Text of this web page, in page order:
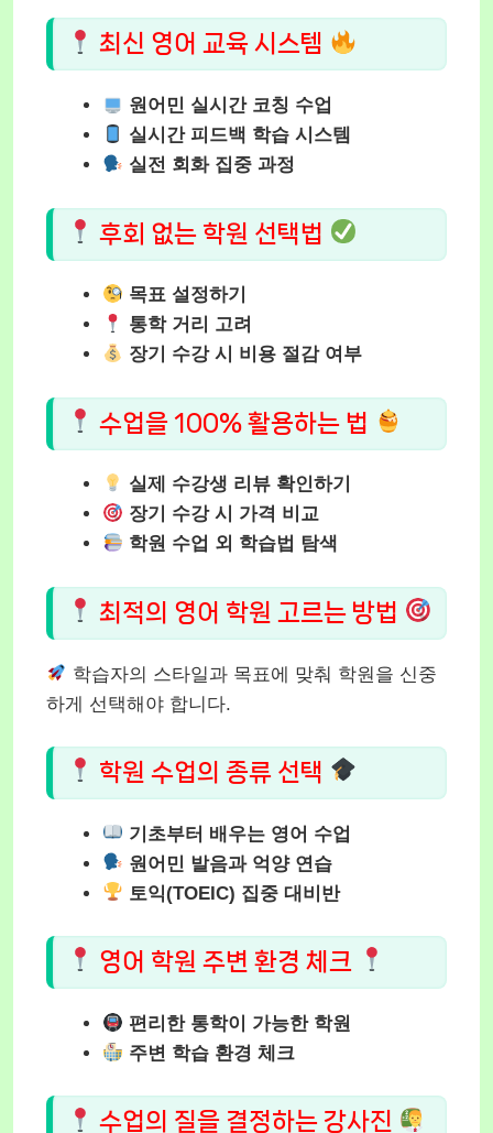
최신 영어 교육 시스템
원어민 실시간 코칭 수업
실시간 피드백 학습 시스템
실전 회화 집중 과정
후회 없는 학원 선택법
목표 설정하기
통학 거리 고려
장기 수강 시 비용 절감 여부
수업을 100% 활용하는 법
실제 수강생 리뷰 확인하기
장기 수강 시 가격 비교
학원 수업 외 학습법 탐색
최적의 영어 학원 고르는 방법
학습자의 스타일과 목표에 맞춰 학원을 신중
하게 선택해야 합니다.
학원 수업의 종류 선택
기초부터 배우는 영어 수업
원어민 발음과 억양 연습
토익(TOEIC) 집중 대비반
영어 학원 주변 환경 체크
편리한 통학이 가능한 학원
주변 학습 환경 체크
수업의 질을 결정하는 강사진